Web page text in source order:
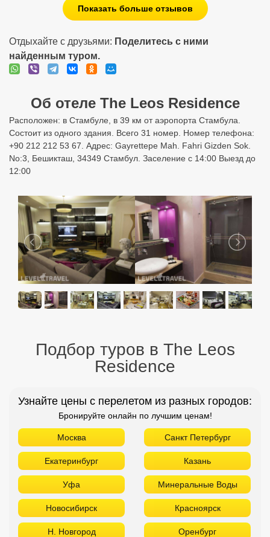
Показать больше отзывов
Отдыхайте с друзьями: Поделитесь с ними
найденным туром.
Об отеле The Leos Residence
Расположен: в Стамбуле, в 39 км от аэропорта Стамбула.
Состоит из одного здания. Всего 31 номер. Номер телефона:
+90 212 212 53 67. Адрес: Gayrettepe Mah. Fahri Gizden Sok.
No:3, Бешикташ, 34349 Стамбул. Заселение с 14:00 Выезд до
12:00
Подбор туров в The Leos
Residence
Узнайте цены с перелетом из разных городов:
Бронируйте онлайн по лучшим ценам!
Москва Санкт Петербург
Екатеринбург Казань
Уфа Минеральные Воды
Новосибирск Красноярск
Н. Новгород Оренбург